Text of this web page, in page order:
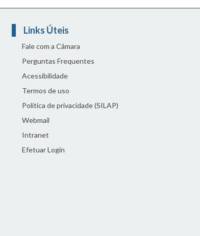
Links Úteis
Fale com a Câmara
Perguntas Frequentes
Acessibilidade
Termos de uso
Política de privacidade (SILAP)
Webmail
Intranet
Efetuar Login